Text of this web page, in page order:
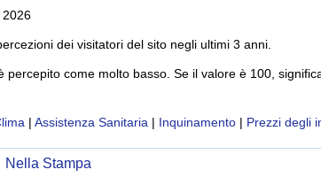
2026
dei visitatori del sito negli ultimi 3 anni.
percepito come molto basso. Se il valore è 100,
| Assistenza Sanitaria | Inquinamento | Prezzi degli
Nella Stampa